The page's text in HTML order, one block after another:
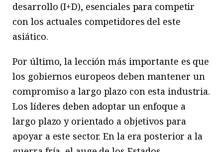
desarrollo (I+D), esenciales para competir
con los actuales competidores del este
asiático.
Por último, la lección más importante es que
los gobiernos europeos deben mantener un
compromiso a largo plazo con esta industria.
Los líderes deben adoptar un enfoque a
largo plazo y orientado a objetivos para
apoyar a este sector. En la era posterior a la